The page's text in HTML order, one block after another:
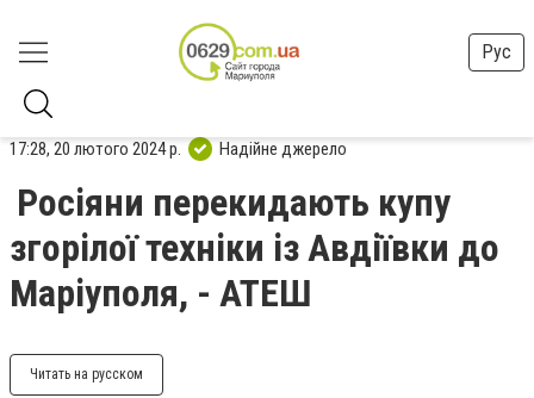
Рус
17:28, 20 лютого 2024 р. Надійне джерело
Росіяни перекидають купу
згорілої техніки із Авдіївки до
Маріуполя, - АТЕШ
Читать на русском